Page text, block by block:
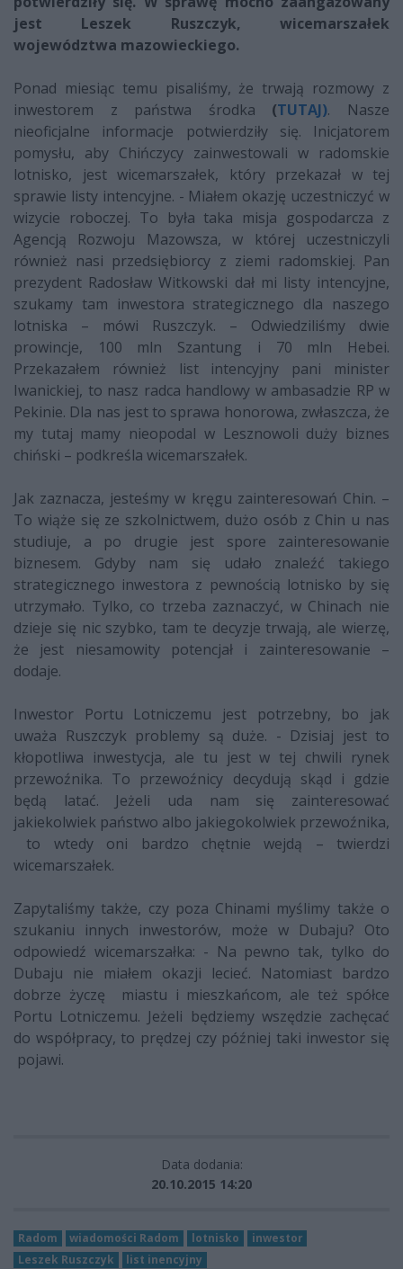
jest Leszek Ruszczyk, wicemarszałek
województwa mazowieckiego.
Ponad miesiąc temu pisaliśmy, że trwają rozmowy z
inwestorem z państwa środka (TUTAJ). Nasze
nieoficjalne informacje potwierdziły się. Inicjatorem
pomysłu, aby Chińczycy zainwestowali w radomskie
lotnisko, jest wicemarszałek, który przekazał w tej
sprawie listy intencyjne. - Miałem okazję uczestniczyć w
wizycie roboczej. To była taka misja gospodarcza z
Agencją Rozwoju Mazowsza, w której uczestniczyli
również nasi przedsiębiorcy z ziemi radomskiej. Pan
prezydent Radosław Witkowski dał mi listy intencyjne,
szukamy tam inwestora strategicznego dla naszego
lotniska – mówi Ruszczyk. – Odwiedziliśmy dwie
prowincje, 100 mln Szantung i 70 mln Hebei.
Przekazałem również list intencyjny pani minister
Iwanickiej, to nasz radca handlowy w ambasadzie RP w
Pekinie. Dla nas jest to sprawa honorowa, zwłaszcza, że
my tutaj mamy nieopodal w Lesznowoli duży biznes
chiński – podkreśla wicemarszałek.
Jak zaznacza, jesteśmy w kręgu zainteresowań Chin. –
To wiąże się ze szkolnictwem, dużo osób z Chin u nas
studiuje, a po drugie jest spore zainteresowanie
biznesem. Gdyby nam się udało znaleźć takiego
strategicznego inwestora z pewnością lotnisko by się
utrzymało. Tylko, co trzeba zaznaczyć, w Chinach nie
dzieje się nic szybko, tam te decyzje trwają, ale wierzę,
że jest niesamowity potencjał i zainteresowanie –
dodaje.
Inwestor Portu Lotniczemu jest potrzebny, bo jak
uważa Ruszczyk problemy są duże. - Dzisiaj jest to
kłopotliwa inwestycja, ale tu jest w tej chwili rynek
przewoźnika. To przewoźnicy decydują skąd i gdzie
będą latać. Jeżeli uda nam się zainteresować
jakiekolwiek państwo albo jakiegokolwiek przewoźnika,
to wtedy oni bardzo chętnie wejdą – twierdzi
wicemarszałek.
Zapytaliśmy także, czy poza Chinami myślimy także o
szukaniu innych inwestorów, może w Dubaju? Oto
odpowiedź wicemarszałka: - Na pewno tak, tylko do
Dubaju nie miałem okazji lecieć. Natomiast bardzo
dobrze życzę miastu i mieszkańcom, ale też spółce
Portu Lotniczemu. Jeżeli będziemy wszędzie zachęcać
do współpracy, to prędzej czy później taki inwestor się
pojawi.
Data dodania:
20.10.2015 14:20
Radom wiadomości Radom lotnisko
inwestor
Leszek Ruszczyk
list inencyjny